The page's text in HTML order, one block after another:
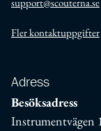
Fler kontaktuppgifter
Adress
Besöksadress
Instrumentvägen